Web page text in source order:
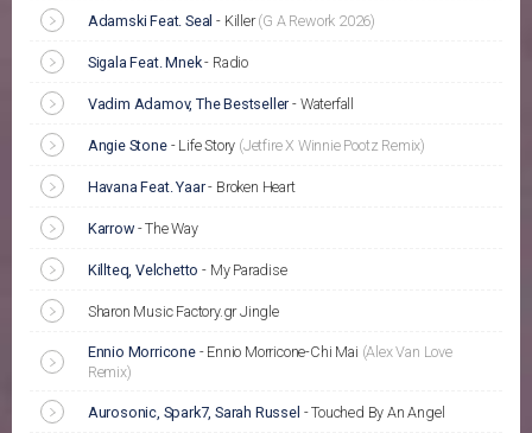
Adamski Feat. Seal - Killer(G A Rework 2026)
Sigala Feat. Mnek- Radio
Vadim Adamov, The Bestseller - Waterfall
Angie Stone- Life Story (Jetfire X Winnie Pootz Remix)
Havana Feat. Yaar- Broken Heart
Karrow-The Way
Killteq, Velchetto - My Paradise
Sharon Music Factory.gr Jingle
Ennio Morricone- Ennio Morricone-Chi Mai (Alex Van Love
Remix)
Aurosonic, Spark7, Sarah Russel -Touched By An Angel